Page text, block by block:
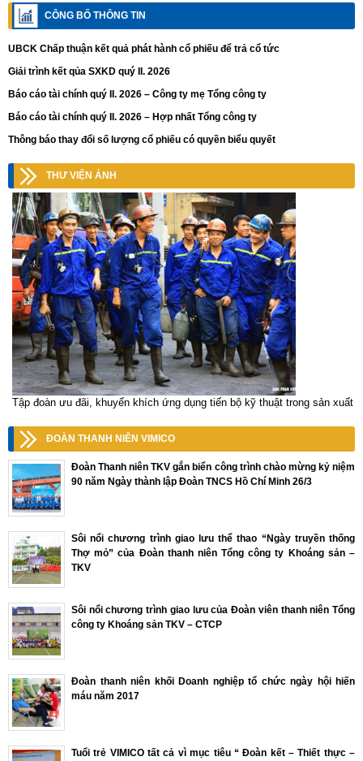
CÔNG BỐ THÔNG TIN
UBCK Chấp thuận kết quả phát hành cổ phiếu để trả cổ tức
Giải trình kết qủa SXKD quý II. 2026
Báo cáo tài chính quý II. 2026 – Công ty mẹ Tổng công ty
Báo cáo tài chính quý II. 2026 – Hợp nhất Tổng công ty
Thông báo thay đổi số lượng cổ phiếu có quyền biểu quyết
THƯ VIỆN ẢNH
Tập đoàn ưu đãi, khuyến khích ứng dụng tiến bộ kỹ thuật trong sản xuất
ĐOÀN THANH NIÊN VIMICO
Đoàn Thanh niên TKV gắn biển công trình chào mừng kỷ niệm
90 năm Ngày thành lập Đoàn TNCS Hồ Chí Minh 26/3
Sôi nổi chương trình giao lưu thể thao “Ngày truyền thống
Thợ mỏ” của Đoàn thanh niên Tổng công ty Khoáng sản –
TKV
Sôi nổi chương trình giao lưu của Đoàn viên thanh niên Tổng
công ty Khoáng sản TKV – CTCP
Đoàn thanh niên khối Doanh nghiệp tổ chức ngày hội hiến
máu năm 2017
Tuổi trẻ VIMICO tất cả vì mục tiêu “ Đoàn kết – Thiết thực –